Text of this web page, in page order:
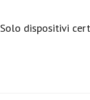
Solo dispositivi